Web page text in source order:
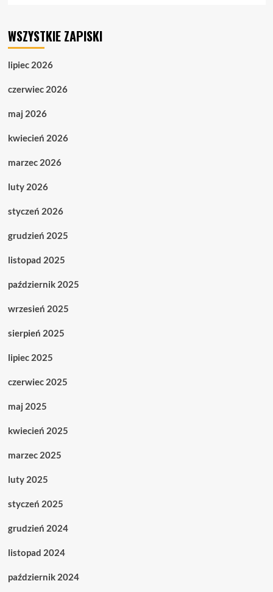
10.04.
WSZYSTKIE ZAPISKI
lipiec 2026
czerwiec 2026
maj 2026
kwiecień 2026
marzec 2026
luty 2026
styczeń 2026
grudzień 2025
listopad 2025
październik 2025
wrzesień 2025
sierpień 2025
lipiec 2025
czerwiec 2025
maj 2025
kwiecień 2025
marzec 2025
luty 2025
styczeń 2025
grudzień 2024
listopad 2024
październik 2024